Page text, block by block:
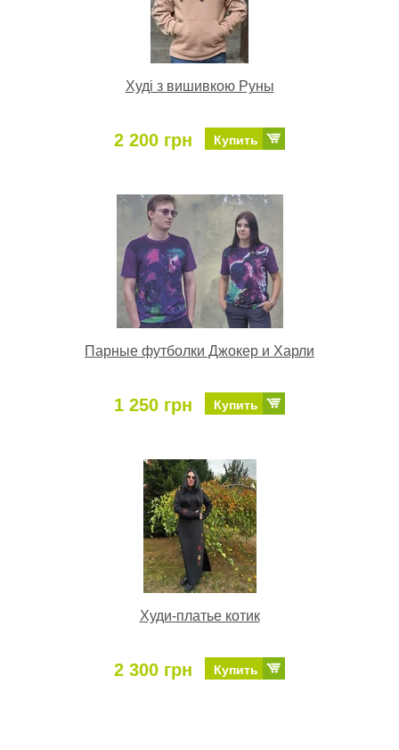
Худі з вишивкою Руны
2 200 грн Купить
Парные футболки Джокер и Харли
1 250 грн Купить
Худи-платье котик
2 300 грн Купить